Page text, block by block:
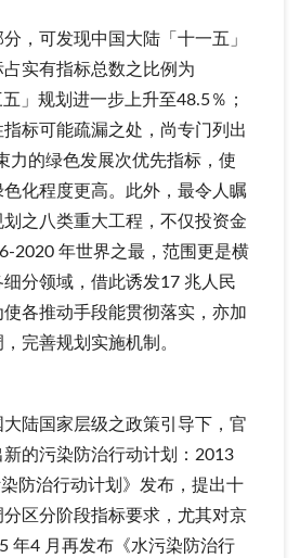
，可发现中国大陆「十一五」
实有指标总数之比例为
」规划进一步上升至48.5％；
标可能疏漏之处，尚专门列出
力的绿色发展次优先指标，使
色化程度更高。此外，最令人瞩
划之八类重大工程，不仅投资金
2020 年世界之最，范围更是横
分领域，借此诱发17 兆人民
各推动手段能贯彻落实，亦加
完善规划实施机制。
陆国家层级之政策引导下，官
的污染防治行动计划：2013
防治行动计划》发布，提出十
区分阶段指标要求，尤其对京
年4 月再发布《水污染防治行